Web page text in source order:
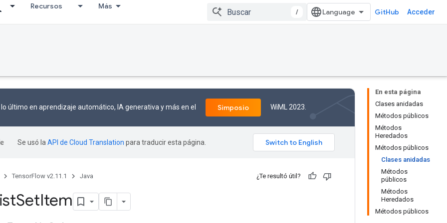
Recursos Más
/ GitHub Acceder
En esta página
Clases anidadas
Métodos públicos
Métodos
Heredados
Métodos públicos
Clases anidadas
Métodos
públicos
Métodos
Heredados
Métodos públicos
último en aprendizaje automático, IA generativa y más en el Simposio WiML 2023.
Se usó la API de Cloud Translation para traducir esta página.
TensorFlow v2.11.1 Java ¿Te resultó útil?
SetItem